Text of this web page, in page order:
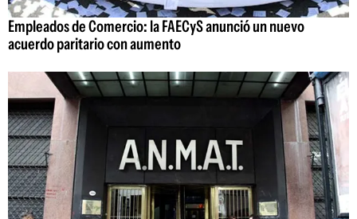
Empleados de Comercio: la FAECyS anunció un nuevo
acuerdo paritario con aumento